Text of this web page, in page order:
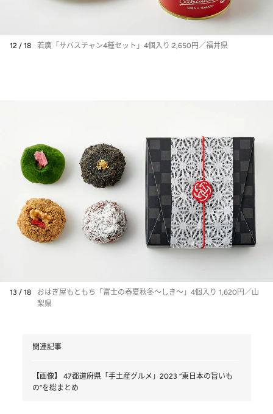
12 / 18 若廣「サバスチャン4種セット」4個入り 2,650円／福井県
13 / 18
おはぎ屋もともち「富士の春夏秋冬〜しき〜」4個入り 1,620円／山
梨県
関連記事
【画像】 47都道府県「手土産グルメ」2023 “東日本の旨いも
の”を総まとめ